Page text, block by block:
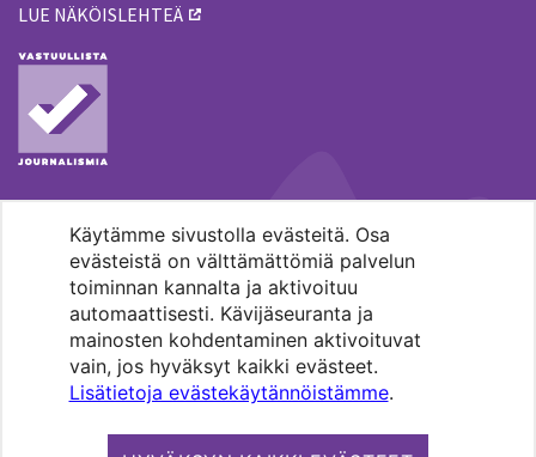
Käytämme sivustolla evästeitä. Osa
evästeistä on välttämättömiä palvelun
toiminnan kannalta ja aktivoituu
automaattisesti. Kävijäseuranta ja
mainosten kohdentaminen aktivoituvat
vain, jos hyväksyt kaikki evästeet.
Lisätietoja evästekäytännöistämme.
LUE NÄKÖISLEHTEÄ
MENOHAKU
Pääkaupunkiseudun evankelis-
luterilaisten seurakuntien media.